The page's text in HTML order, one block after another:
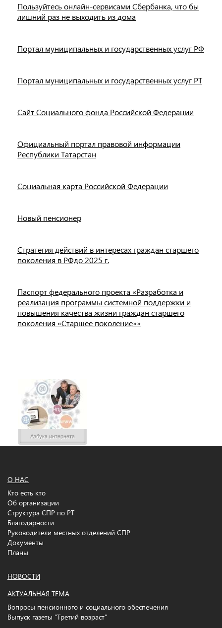
Пользуйтесь онлайн-сервисами Сбербанка, что бы
лишний раз не выходить из дома
Портал муниципальных и государственных услуг РФ
Портал муниципальных и государственных услуг РТ
Сайт Социального фонда Российской Федерации
Официальный портал правовой информации
Республики Татарстан
Социальная карта Российской Федерации
Новый пенсионер
Стратегия действий в интересах граждан старшего
поколения в РФдо 2025 г.
Паспорт федерального проекта «Разработка и
реализация программы системной поддержки и
повышения качества жизни граждан старшего
поколения «Старшее поколение»»
Азбука интернета
О НАС
Кто есть кто
Об организации
Структура СПР по РТ
Благодарности
Руководители местных отделений СПР
Документы
Планы
НОВОСТИ
АКТУАЛЬНАЯ ТЕМА
Вопросы пенсионного и социального обеспечения
Выпуск газеты "Третий возраст"